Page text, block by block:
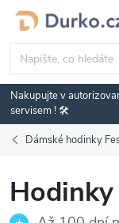
Přejít
obsah
Nakupujte v
servisem ! 🛠️
Dámské hodinky